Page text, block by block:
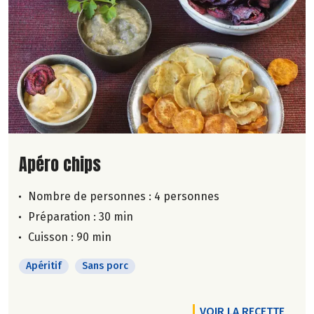
Lire la suite de la recette
Apéro chips
Nombre de personnes : 4 personnes
Préparation : 30 min
Cuisson : 90 min
Apéritif Sans porc
VOIR LA RECETTE